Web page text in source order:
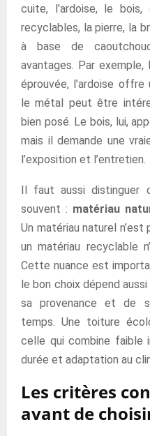
cuite, l’ardoise, le
recyclables, la pierre, la
à base de
avantages. Par
éprouvée, l’ardoise
le métal peut être
bien posé. Le bois, lui,
mais il demande une
l’exposition et l’entretien.
Il faut aussi distinguer
souvent : matériau
Un matériau naturel
un matériau recyclable
Cette nuance est
le bon choix dépend
sa provenance et de
temps. Une toiture
celle qui combine faible
durée et adaptation au
Les critères
avant de